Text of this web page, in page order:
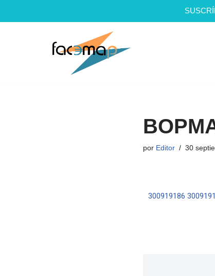
por Editor 30
300919186